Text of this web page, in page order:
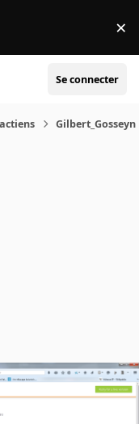
×
Se connecter
Gilbert_Gosseyn